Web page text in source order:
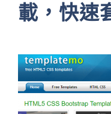
載，快速